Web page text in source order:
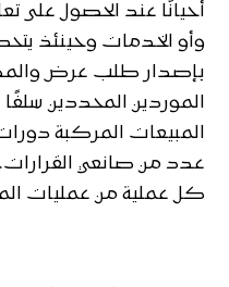
أحيانًا عند الحصول على
وأو الخدمات وحينئذ
بإصدار طلب عرض
الموردين المحددين
المبيعات المركبة
عدد من صانعي
كل عملية من عمليات